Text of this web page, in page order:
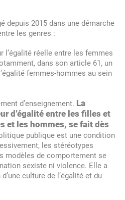
– Théâtre
et parcours amateur
et Musicologie »
Le LABO
et Musicologie"
FR
EN
depuis 2015 dans une démarche
les genres :
l’égalité réelle entre les femmes
dans son article 61, un
femmes-hommes au sein
d’enseignement. La
d’égalité entre les filles et
et les hommes, se fait dès
publique est une condition
les stéréotypes
modèles de comportement se
sexiste ni violence. Elle a
culture de l’égalité et du